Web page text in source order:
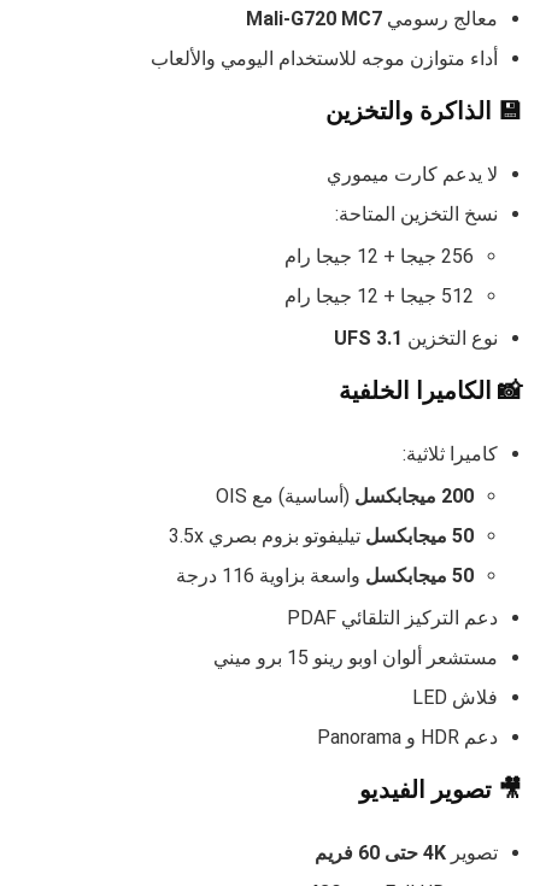
معالج رسومي Mali-G720 MC7
أداء متوازن موجه للاستخدام اليومي والألعاب
💾 الذاكرة والتخزين
لا يدعم كارت ميموري
نسخ التخزين المتاحة:
256 جيجا + 12 جيجا رام
512 جيجا + 12 جيجا رام
نوع التخزين UFS 3.1
📸 الكاميرا الخلفية
كاميرا ثلاثية:
200 ميجابكسل
(أساسية) مع OIS
50 ميجابكسل
تيليفوتو بزوم بصري 3.5x
50 ميجابكسل
واسعة بزاوية 116 درجة
دعم التركيز التلقائي PDAF
مستشعر ألوان اوبو رينو 15 برو ميني
فلاش LED
دعم HDR و Panorama
🎥 تصوير الفيديو
تصوير 4K حتى 60 فريم